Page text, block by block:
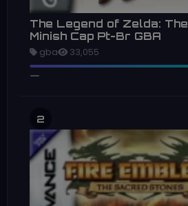
The Legend of Zelda: The
Minish Cap Pt-Br GBA
gba 33,055
2